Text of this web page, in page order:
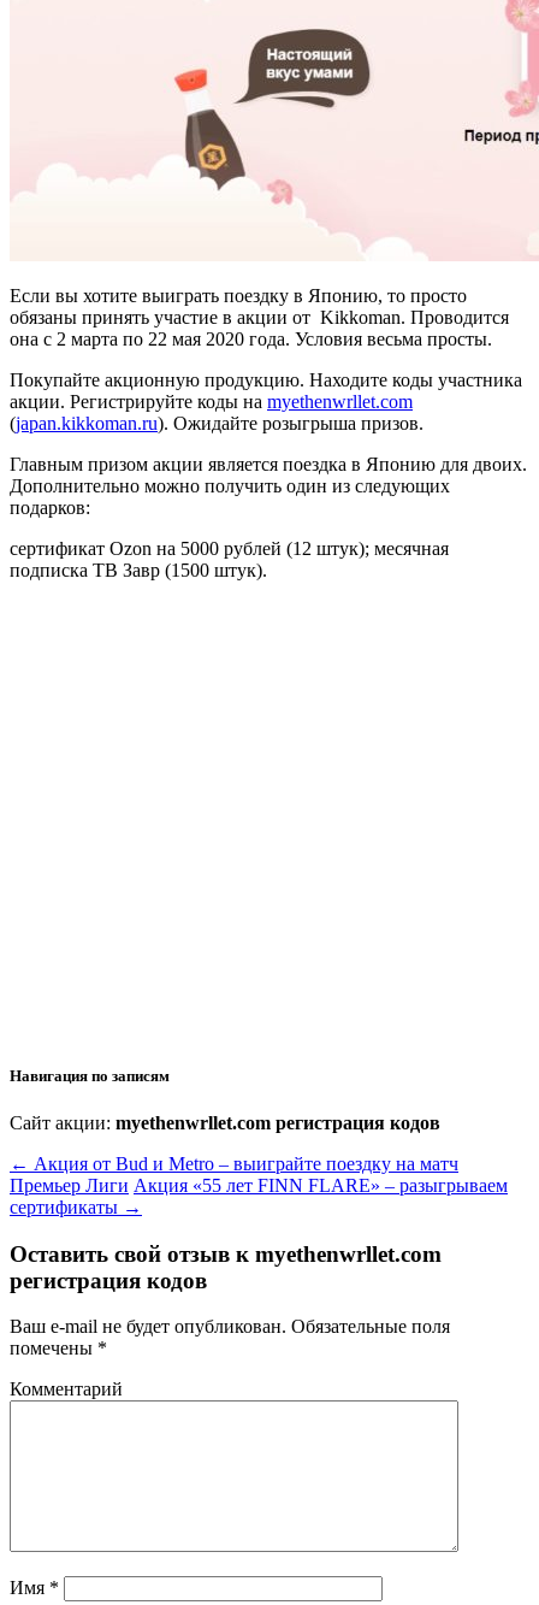
Если вы хотите выиграть поездку в Японию, то просто
обязаны принять участие в акции от Kikkoman. Проводится
она с 2 марта по 22 мая 2020 года. Условия весьма просты.
Покупайте акционную продукцию. Находите коды участника
акции. Регистрируйте коды на myethenwrllet.com
(japan.kikkoman.ru). Ожидайте розыгрыша призов.
Главным призом акции является поездка в Японию для двоих.
Дополнительно можно получить один из следующих
подарков:
сертификат Ozon на 5000 рублей (12 штук); месячная
подписка ТВ Завр (1500 штук).
Навигация по записям
Сайт акции: myethenwrllet.com регистрация кодов
← Акция от Bud и Metro – выиграйте поездку на матч
Премьер Лиги Акция «55 лет FINN FLARE» – разыгрываем
сертификаты →
Оставить свой отзыв к myethenwrllet.com
регистрация кодов
Ваш e-mail не будет опубликован. Обязательные поля
помечены *
Комментарий
Имя *